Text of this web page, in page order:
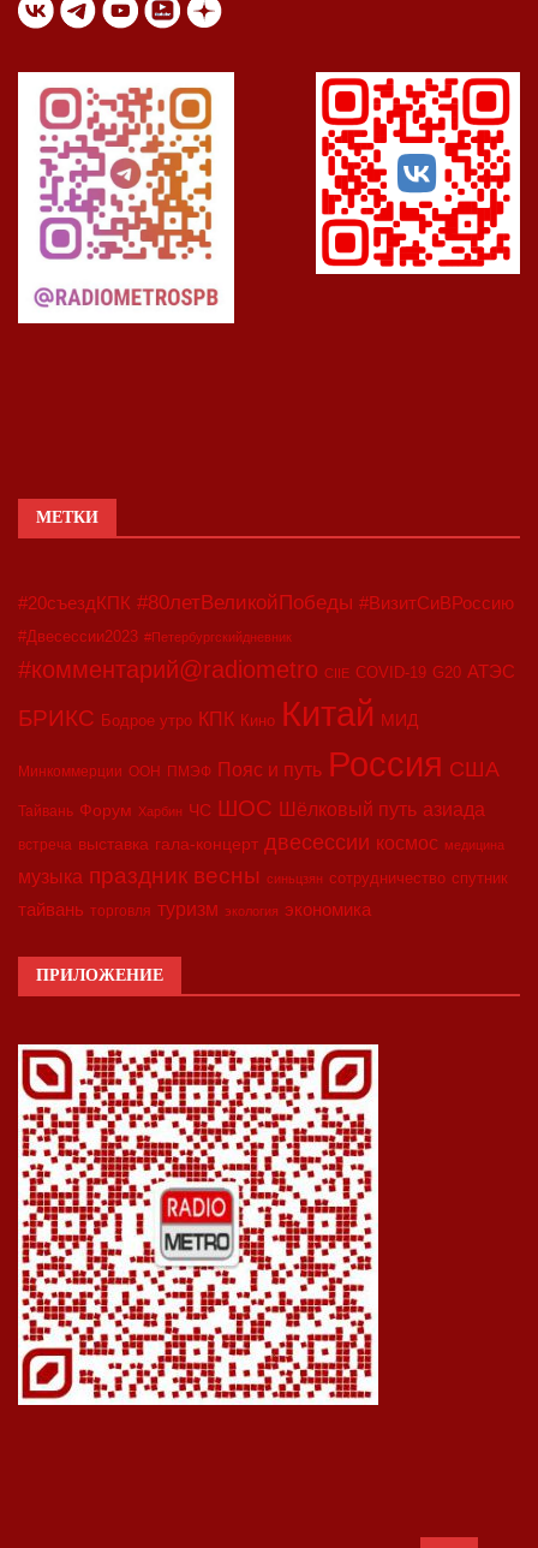
МЕТКИ
#20съездКПК #80летВеликойПобеды #ВизитСиВРоссию
#Двесессии2023 #Петербургскийдневник
#комментарий@radiometro CIIE COVID-19 G20 АТЭС
БРИКС Бодрое утро КПК Кино Китай МИД
Минкоммерции ООН ПМЭФ Пояс и путь Россия США
Тайвань Форум Харбин ЧС ШОС Шёлковый путь азиада
встреча выставка гала-концерт двесессии космос медицина
музыка праздник весны синьцзян сотрудничество спутник
тайвань торговля туризм экология экономика
ПРИЛОЖЕНИЕ